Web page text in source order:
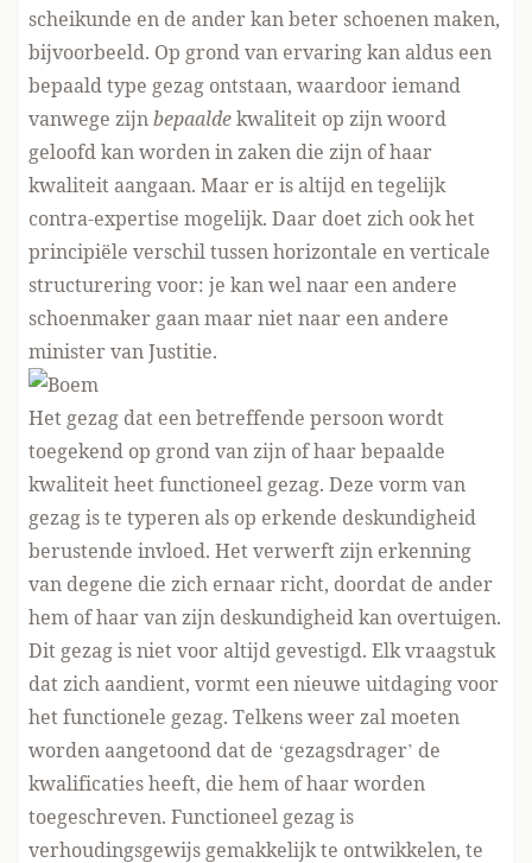
scheikunde en de ander kan beter schoenen maken,
bijvoorbeeld. Op grond van ervaring kan aldus een
bepaald type gezag ontstaan, waardoor iemand
vanwege zijnbepaaldekwaliteit op zijn woord
geloofd kan worden in zaken die zijn of haar
kwaliteit aangaan. Maar er is altijd en tegelijk
contra-expertise mogelijk. Daar doet zich ook het
principiële verschil tussen horizontale en verticale
structurering voor: je kan wel naar een andere
schoenmaker gaan maar niet naar een andere
minister van Justitie.
Het gezag dat een betreffende persoon wordt
toegekend op grond van zijn of haar bepaalde
kwaliteit heet functioneel gezag. Deze vorm van
gezag is te typeren als op erkende deskundigheid
berustende invloed. Het verwerft zijn erkenning
van degene die zich ernaar richt, doordat de ander
hem of haar van zijn deskundigheid kan overtuigen.
Dit gezag is niet voor altijd gevestigd. Elk vraagstuk
dat zich aandient, vormt een nieuwe uitdaging voor
het functionele gezag. Telkens weer zal moeten
worden aangetoond dat de ‘gezagsdrager’ de
kwalificaties heeft, die hem of haar worden
toegeschreven. Functioneel gezag is
verhoudingsgewijs gemakkelijk te ontwikkelen, te